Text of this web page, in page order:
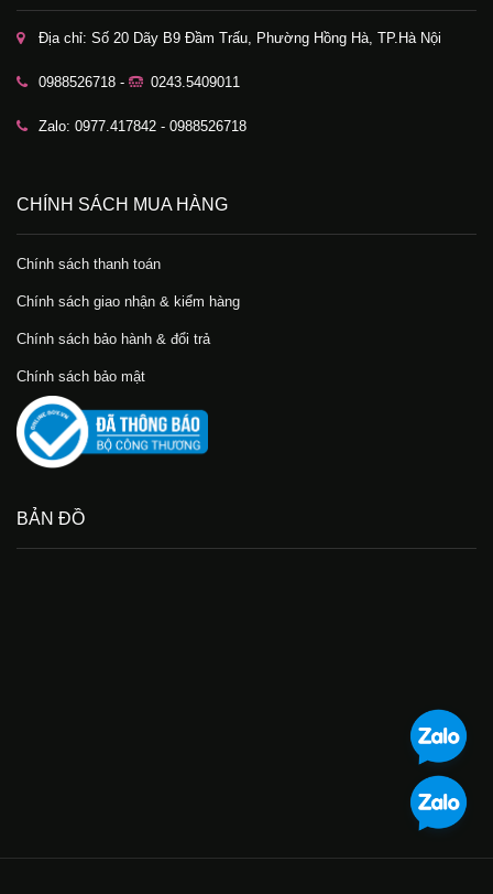
Địa chỉ: Số 20 Dãy B9 Đầm Trấu, Phường Hồng Hà, TP.Hà Nội
0988526718 - 0243.5409011
Zalo: 0977.417842 - 0988526718
CHÍNH SÁCH MUA HÀNG
Chính sách thanh toán
Chính sách giao nhận & kiểm hàng
Chính sách bảo hành & đổi trả
Chính sách bảo mật
BẢN ĐỒ